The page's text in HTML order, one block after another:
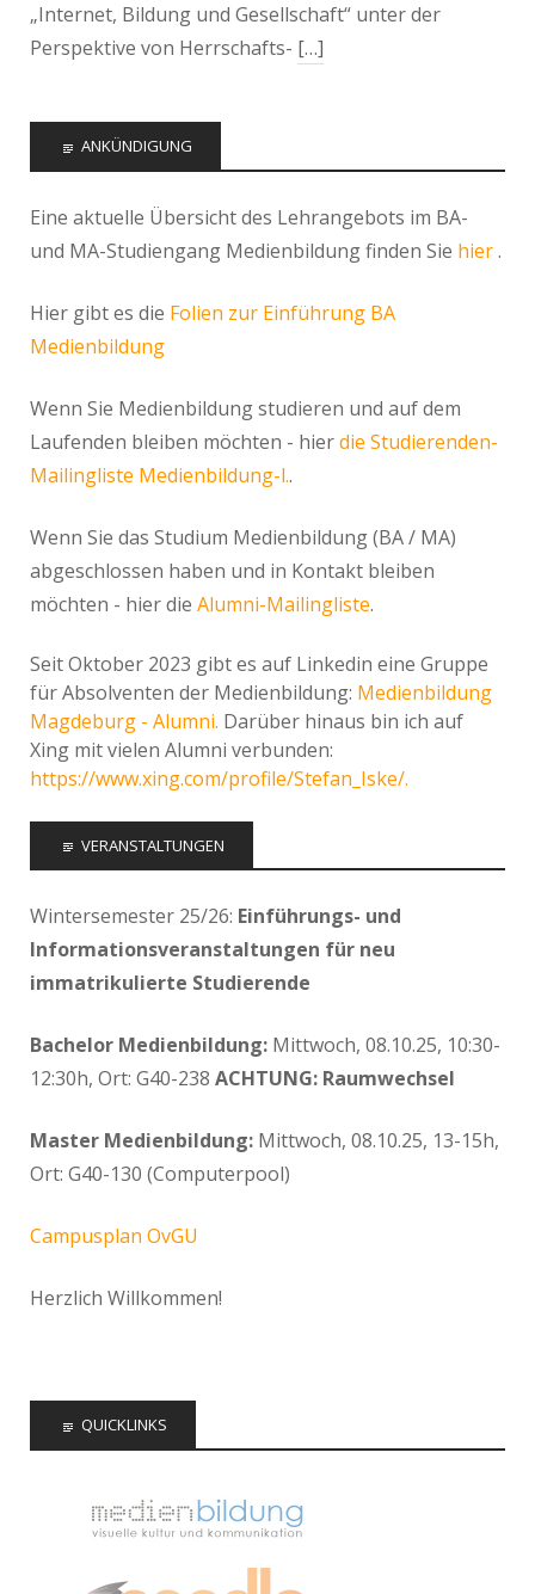
„Internet, Bildung und Gesellschaft“ unter der
Perspektive von Herrschafts- […]
ANKÜNDIGUNG
Eine aktuelle Übersicht des Lehrangebots im BA-
und MA-Studiengang Medienbildung finden Sie hier.
Hier gibt es die Folien zur Einführung BA
Medienbildung
Wenn Sie Medienbildung studieren und auf dem
Laufenden bleiben möchten - hierdie Studierenden-
Mailingliste Medienbildung-l..
Wenn Sie das Studium Medienbildung (BA / MA)
abgeschlossen haben und in Kontakt bleiben
möchten - hier die Alumni-Mailingliste.
Seit Oktober 2023 gibt es auf Linkedin eine Gruppe
für Absolventen der Medienbildung: Medienbildung
Magdeburg - Alumni. Darüber hinaus bin ich auf
Xing mit vielen Alumni verbunden:
https://www.xing.com/profile/Stefan_Iske/.
VERANSTALTUNGEN
Wintersemester 25/26: Einführungs- und
Informationsveranstaltungen für neu
immatrikulierte Studierende
Bachelor Medienbildung: Mittwoch, 08.10.25, 10:30-
12:30h, Ort: G40-238 ACHTUNG: Raumwechsel
Master Medienbildung: Mittwoch, 08.10.25, 13-15h,
Ort: G40-130 (Computerpool)
Campusplan OvGU
Herzlich Willkommen!
QUICKLINKS